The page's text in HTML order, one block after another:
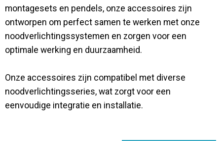
Contact
montagesets en pendels, onze accessoires zijn
ontworpen om perfect samen te werken met onze
noodverlichtingssystemen en zorgen voor een
optimale werking en duurzaamheid.
Onze accessoires zijn compatibel met diverse
noodverlichtingsseries, wat zorgt voor een
eenvoudige integratie en installatie.